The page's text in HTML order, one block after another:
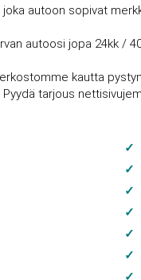
autoon sopivat
autoosi jopa 24kk /
kautta
Pyydä tarjous